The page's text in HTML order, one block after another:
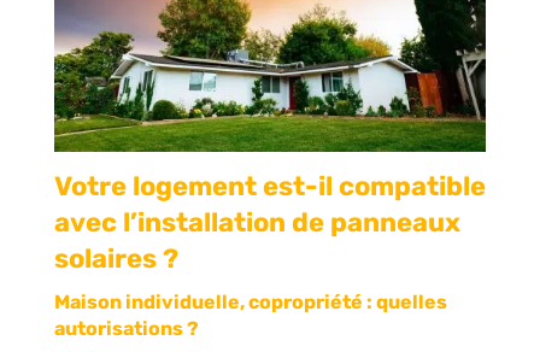
Votre logement est-il compatible
avec l’installation de panneaux
solaires ?
Maison individuelle, copropriété : quelles
autorisations ?